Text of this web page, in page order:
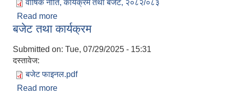
वार्षिक नीति, कार्यक्रम तथा बजेट, २०८२/०८३
Read more
बजेट तथा कार्यक्रम
Submitted on: Tue, 07/29/2025 - 15:31
दस्तावेज:
बजेट फाइनल.pdf
Read more